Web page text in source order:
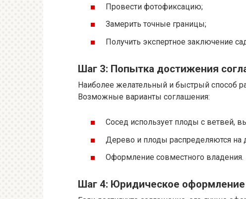
Провести фотофиксацию;
Замерить точные границы;
Получить экспертное заключение
Шаг 3: Попытка достижения
Наиболее желательный и быстрый способ
Возможные варианты соглашения:
Сосед использует плоды с ветвей,
Дерево и плоды распределяются на
Оформление совместного владения.
Шаг 4: Юридическое оформление